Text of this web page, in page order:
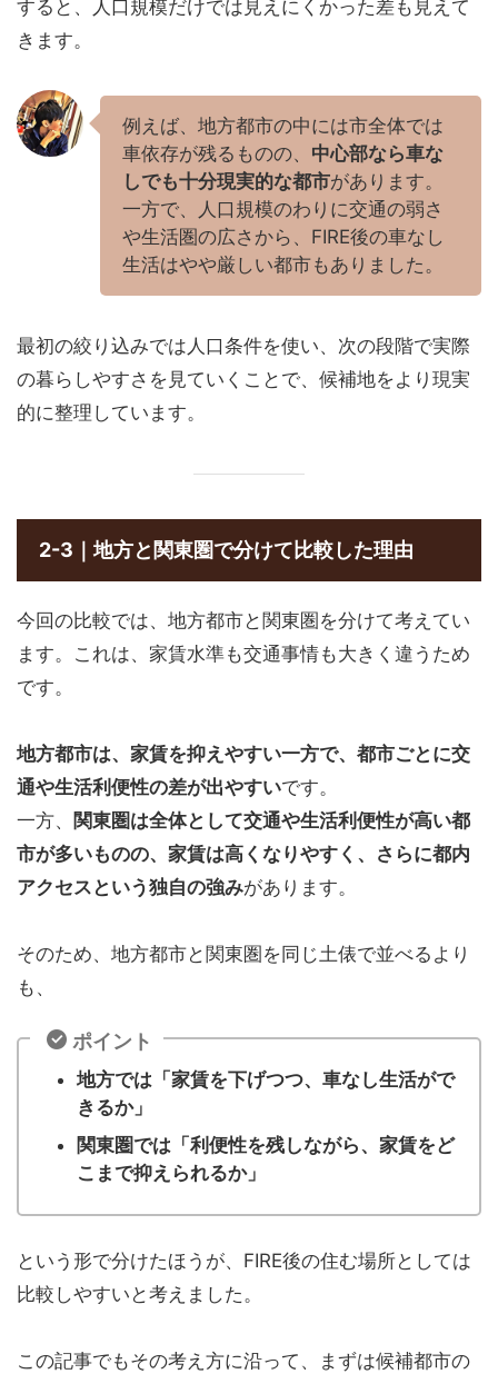
すると、人口規模だけでは見えにくかった差も見えて
きます。
例えば、地方都市の中には市全体では
車依存が残るものの、 中心部なら車な
しでも十分現実的な都市があります。
一方で、人口規模のわりに交通の弱さ
や生活圏の広さから、FIRE後の車なし
生活はやや厳しい都市もありました。
最初の絞り込みでは人口条件を使い、次の段階で実際
の暮らしやすさを見ていくことで、候補地をより現実
的に整理しています。
2-3｜地方と関東圏で分けて比較した理由
今回の比較では、地方都市と関東圏を分けて考えてい
ます。これは、家賃水準も交通事情も大きく違うため
です。
地方都市は、家賃を抑えやすい一方で、都市ごとに交
通や生活利便性の差が出やすいです。
一方、 関東圏は全体として交通や生活利便性が高い都
市が多いものの、家賃は高くなりやすく、さらに都内
アクセスという独自の強みがあります。
そのため、地方都市と関東圏を同じ土俵で並べるより
も、
ポイント
地方では「家賃を下げつつ、車なし生活がで
きるか」
関東圏では「利便性を残しながら、家賃をど
こまで抑えられるか」
という形で分けたほうが、FIRE後の住む場所としては
比較しやすいと考えました。
この記事でもその考え方に沿って、まずは候補都市の